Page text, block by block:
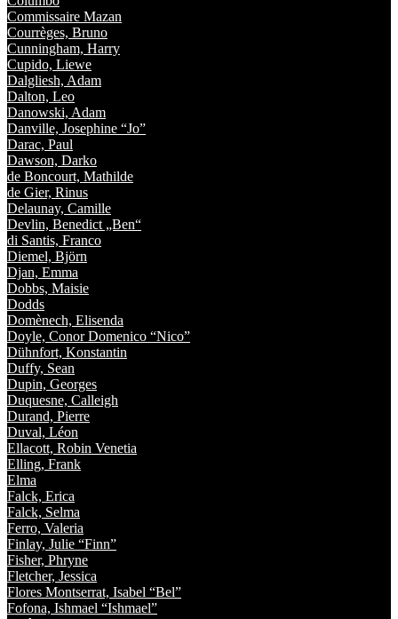
Commissaire Mazan
Courrèges, Bruno
Cunningham, Harry
Cupido, Liewe
Dalgliesh, Adam
Dalton, Leo
Danowski, Adam
Danville, Josephine “Jo”
Darac, Paul
Dawson, Darko
de Boncourt, Mathilde
de Gier, Rinus
Delaunay, Camille
Devlin, Benedict „Ben“
di Santis, Franco
Diemel, Björn
Djan, Emma
Dobbs, Maisie
Dodds
Domènech, Elisenda
Doyle, Conor Domenico “Nico”
Dühnfort, Konstantin
Duffy, Sean
Dupin, Georges
Duquesne, Calleigh
Durand, Pierre
Duval, Léon
Ellacott, Robin Venetia
Elling, Frank
Elma
Falck, Erica
Falck, Selma
Ferro, Valeria
Finlay, Julie “Finn”
Fisher, Phryne
Fletcher, Jessica
Flores Montserrat, Isabel “Bel”
Fofona, Ishmael “Ishmael”